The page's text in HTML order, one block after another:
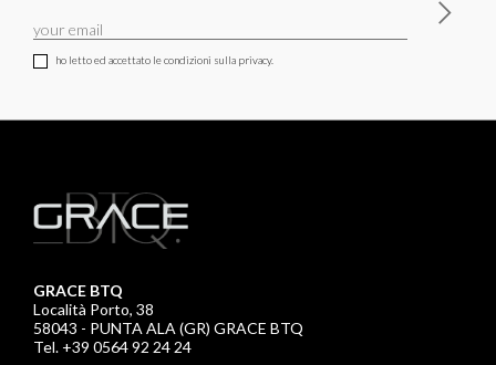
ho letto ed accettato le condizioni sulla privacy.
GRACE BTQ
Località Porto, 38
58043 - PUNTA ALA (GR) GRACE BTQ
Tel. +39 0564 92 24 24